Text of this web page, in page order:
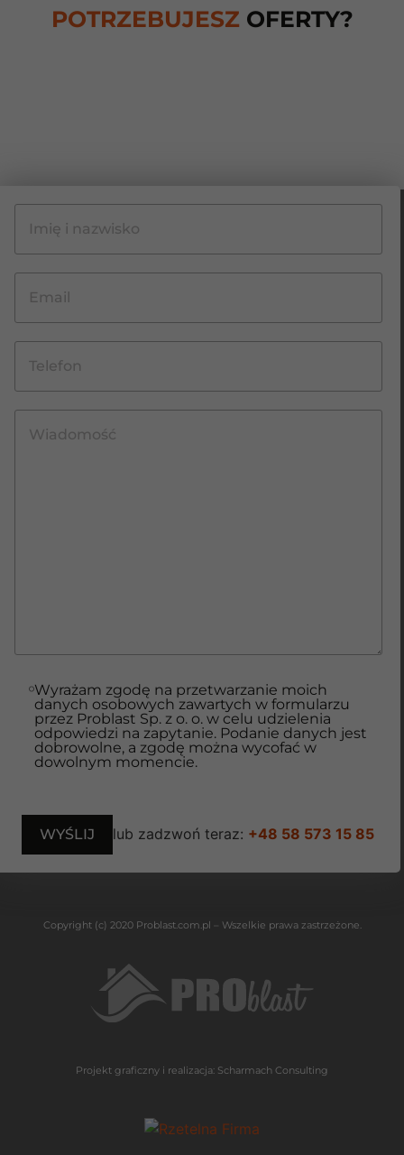
POTRZEBUJESZ OFERTY?
Wyrażam zgodę na przetwarzanie moich
danych osobowych zawartych w formularzu
przez Problast Sp. z o. o. w celu udzielenia
odpowiedzi na zapytanie. Podanie danych jest
dobrowolne, a zgodę można wycofać w
dowolnym momencie.
lub zadzwoń teraz: +48 58 573 15 85
Copyright (c) 2020 Problast.com.pl – Wszelkie prawa zastrzeżone.
Projekt graficzny i realizacja: Scharmach Consulting